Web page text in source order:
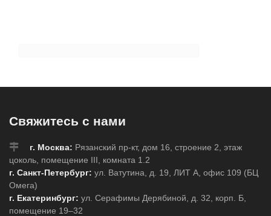
Свяжитесь с нами
г. Москва: Рязанский пр-кт, дом 16, строение 2, этаж
цоколь, помещение III, комната 1.2
г. Санкт-Петербург: ул. Ватутина, д. 19, ЛИТ А, офис 109 (БЦ
Омега)
г. Екатеринбург: ул. Серафимы Дерябиной, д. 32, корп. Б,
помещение 19–32